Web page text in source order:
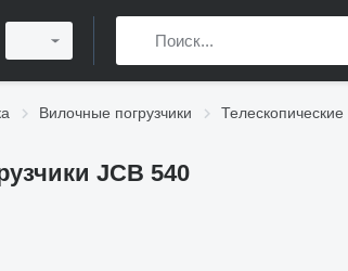
Вилочные погрузчики Телескопические
JCB 540